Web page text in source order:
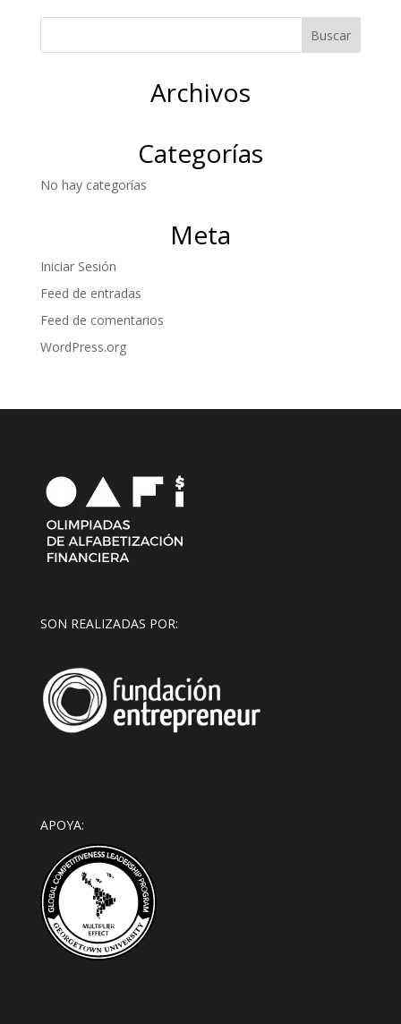
Archivos
Categorías
No hay categorías
Meta
Iniciar Sesión
Feed de entradas
Feed de comentarios
WordPress.org
SON REALIZADAS POR:
APOYA: